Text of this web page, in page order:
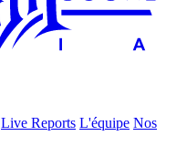
Live Reports L'équipe Nos